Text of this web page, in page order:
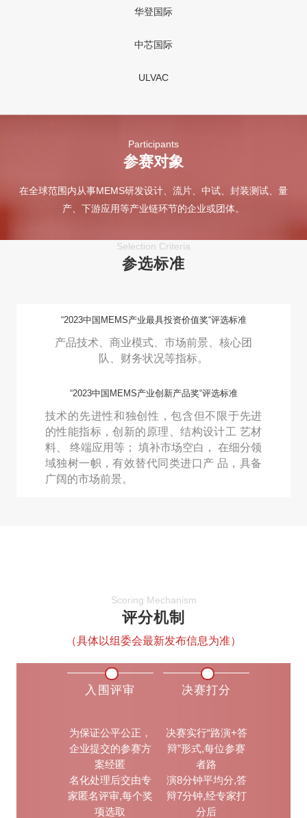
华登国际
中芯国际
ULVAC
Participants
参赛对象
在全球范围内从事MEMS研发设计、流片、中试、封装测试、量
产、下游应用等产业链环节的企业或团体。
Selection Criteria
参选标准
“2023中国MEMS产业最具投资价值奖“评选标准
产品技术、商业模式、市场前景、核心团
队、财务状况等指标。
“2023中国MEMS产业创新产品奖“评选标准
技术的先进性和独创性，包含但不限于先进
的性能指标，创新的原理、结构设计工 艺材
料、 终端应用等； 填补市场空白， 在细分领
域独树一帜，有效替代同类进口产 品，具备
广阔的市场前景。
Scoring Mechanism
评分机制
（具体以组委会最新发布信息为准）
入围评审
为保证公平公正，
企业提交的参赛方
案经匿
名化处理后交由专
家匿名评审,每个奖
项选取
决赛打分
决赛实行“路演+答
辩”形式,每位参赛
者路
演8分钟平均分,答
辩7分钟,经专家打
分后